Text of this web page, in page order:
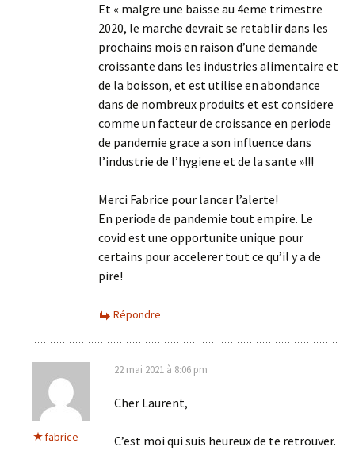
Et « malgre une baisse au 4eme trimestre
2020, le marche devrait se retablir dans les
prochains mois en raison d’une demande
croissante dans les industries alimentaire et
de la boisson, et est utilise en abondance
dans de nombreux produits et est considere
comme un facteur de croissance en periode
de pandemie grace a son influence dans
l’industrie de l’hygiene et de la sante »!!!
Merci Fabrice pour lancer l’alerte!
En periode de pandemie tout empire. Le
covid est une opportunite unique pour
certains pour accelerer tout ce qu’il y a de
pire!
Répondre
fabrice
22 mai 2021 à 8:06 pm
Cher Laurent,
C’est moi qui suis heureux de te retrouver.